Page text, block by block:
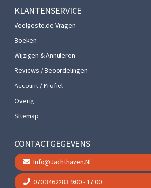
KLANTENSERVICE
Veelgestelde Vragen
Boeken
Wijzigen & Annuleren
Reviews / Beoordelingen
Account / Profiel
Overig
Sitemap
CONTACTGEGEVENS
Info@jachthaven.nl
070 3462283 9:00 - 17:00